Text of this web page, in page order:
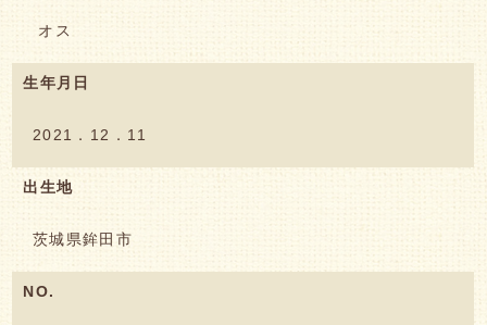
オス
生年月日
2021．12．11
出生地
茨城県鉾田市
NO.